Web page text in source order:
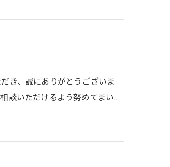
き、誠にありがとうございま
談いただけるよう努めてまい…